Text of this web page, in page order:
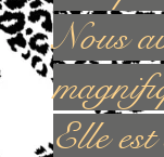
Nous
Elle